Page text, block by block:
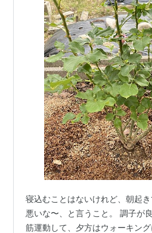
寝込むことはないけれど、朝起
悪いな〜、と言うこと。 調子が
筋運動して、夕方はウォーキン